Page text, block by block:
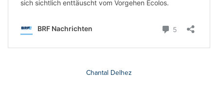
Chantal Delhez